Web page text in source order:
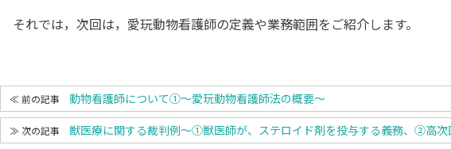
それでは，次回は，愛玩動物看護師の定義や業務範囲をご紹介します。
動物看護師について①～愛玩動物看護師法の概要～
獣医療に関する裁判例～①獣医師が、ステロイド剤を投与する義務、②高次